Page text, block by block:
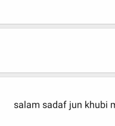
salam sadaf jun khubi